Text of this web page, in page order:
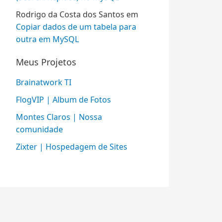
Rodrigo da Costa dos Santos em
Copiar dados de um tabela para
outra em MySQL
Meus Projetos
Brainatwork TI
FlogVIP | Album de Fotos
Montes Claros | Nossa
comunidade
Zixter | Hospedagem de Sites